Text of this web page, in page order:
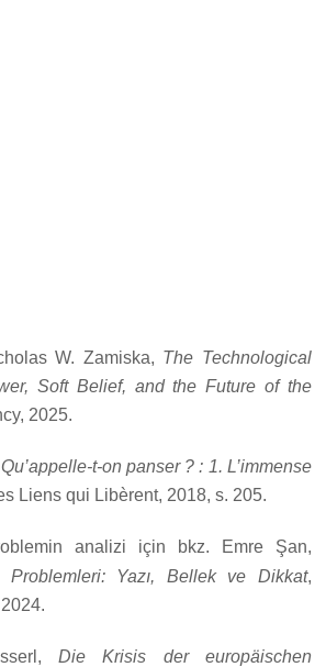
W. Zamiska, The Technological
Soft Belief, and the Future of the
2025.
Qu’appelle-t-on panser ? : 1. L’immense
Liens qui Libèrent, 2018, s. 205.
analizi için bkz. Emre Şan,
Problemleri: Yazı, Bellek ve Dikkat,
Die Krisis der europäischen